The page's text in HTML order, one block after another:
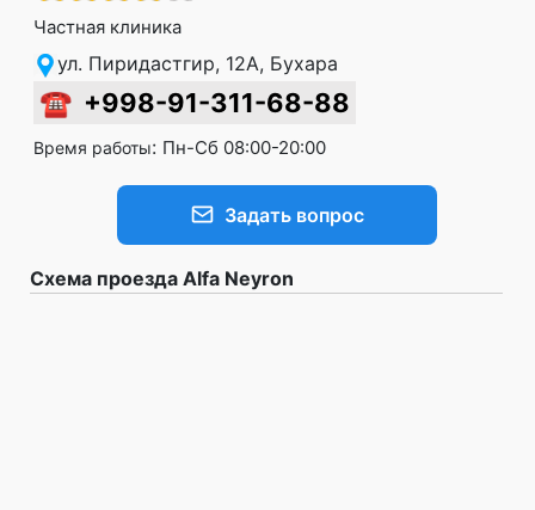
Частная клиника
ул. Пиридастгир, 12A, Бухара
☎ +998-91-311-68-88
Время работы: Пн-Сб 08:00-20:00
Задать вопрос
Схема проезда Alfa Neyron